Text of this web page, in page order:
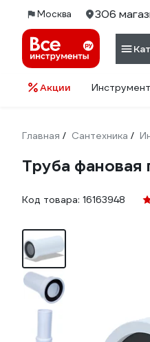
Москва 306
Акции Инструмент
Главная / Сантехника /
Труба
Код товара: 16163948